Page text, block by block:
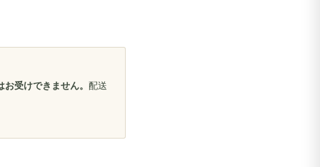
受けできません。 配送